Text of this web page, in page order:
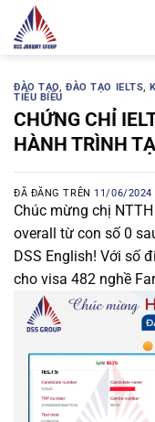
Chuyển
đến
dungĐÀO TẠO,ĐÀO TẠO IELTS,
TIÊU BIỂU
CHỨNG CHỈ
HÀNH TRÌNH
ĐÃ ĐĂNG TRÊN 11/06/2024
Chúc mừng chị
overall từ con số 0
DSS English! Với số
cho visa 482 nghề